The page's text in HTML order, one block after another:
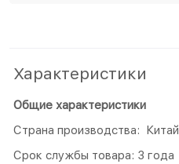
Характеристики
Общие характеристики
Страна производства: Китай
Срок службы товара: 3 года